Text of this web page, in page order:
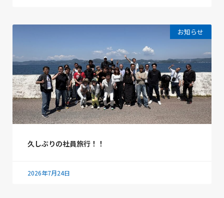
お知らせ
久しぶりの社員旅行！！
2026年7月24日